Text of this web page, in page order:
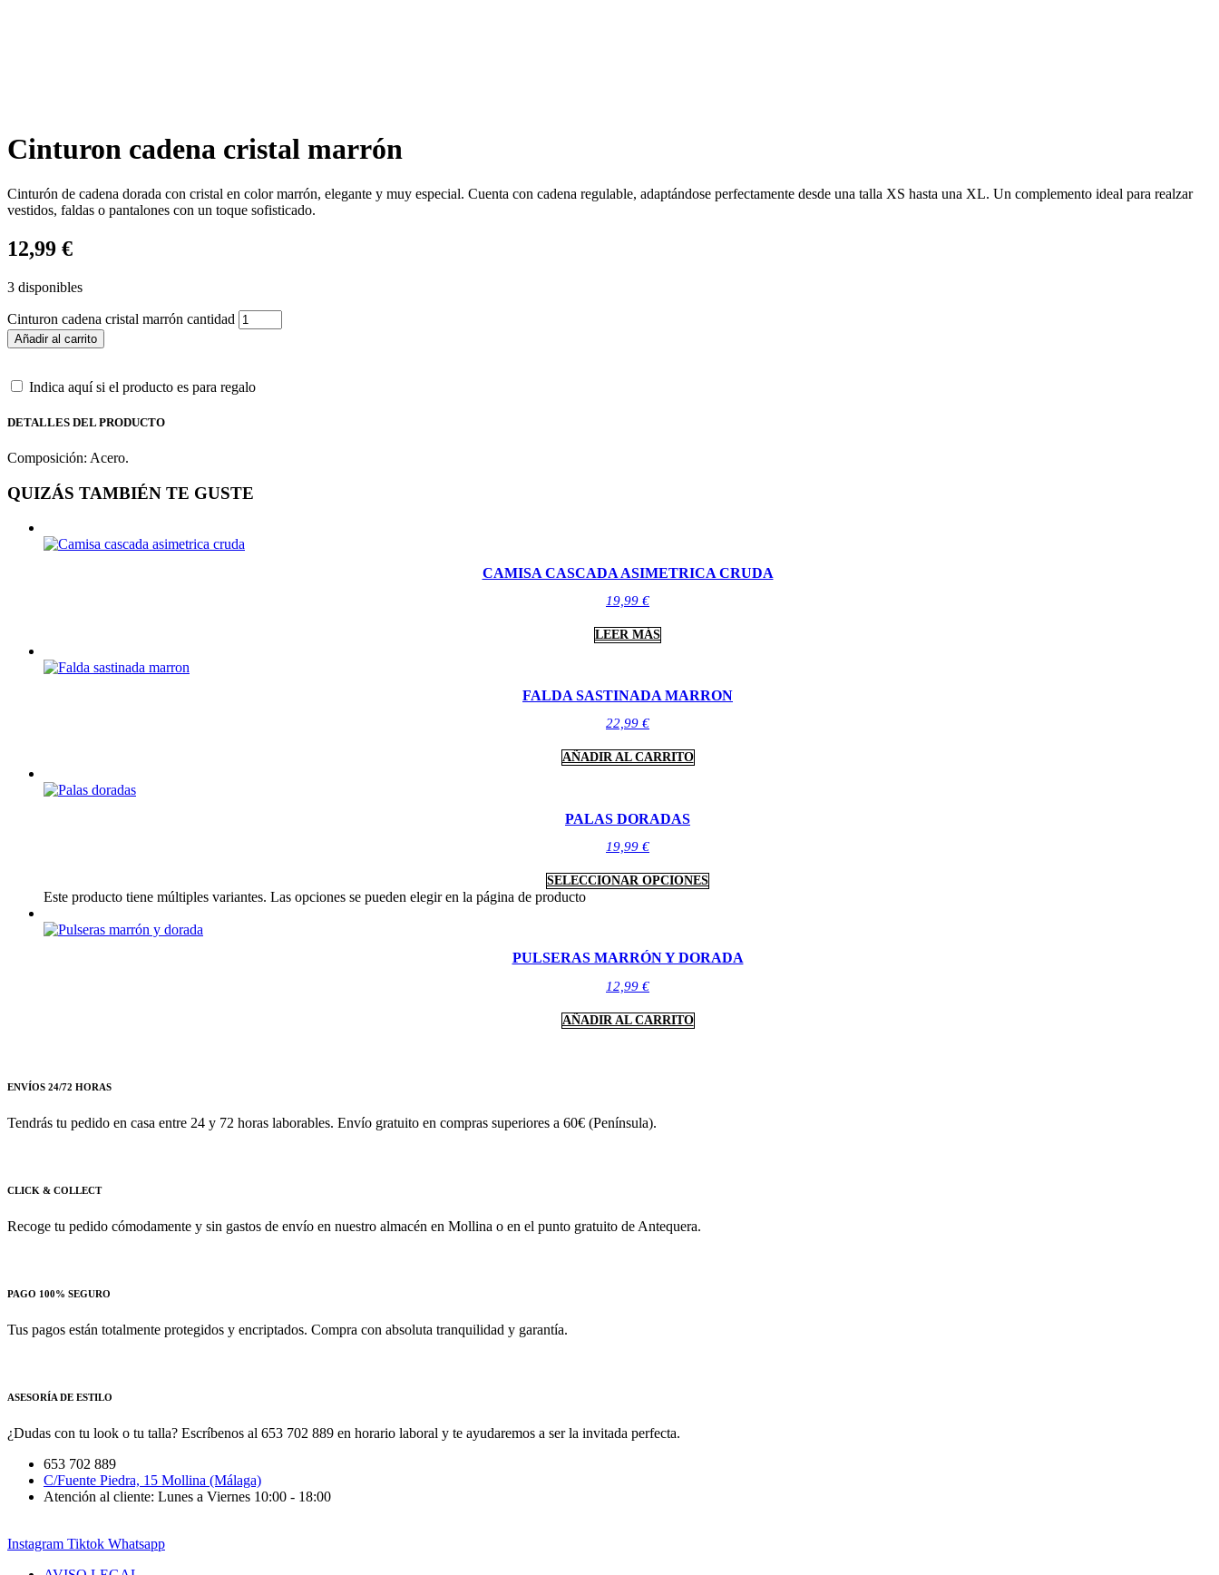
Cinturon cadena cristal marrón
Cinturón de cadena dorada con cristal en color marrón, elegante y muy especial. Cuenta con cadena regulable, adaptándose perfectamente desde una talla XS hasta una XL. Un complemento ideal para realzar
vestidos, faldas o pantalones con un toque sofisticado.
12,99 €
3 disponibles
Cinturon cadena cristal marrón cantidad
Añadir al carrito
Indica aquí si el producto es para regalo
DETALLES DEL PRODUCTO
Composición: Acero.
QUIZÁS TAMBIÉN TE GUSTE
CAMISA CASCADA ASIMETRICA CRUDA
19,99 €
LEER MÁS
FALDA SASTINADA MARRON
22,99 €
AÑADIR AL CARRITO
PALAS DORADAS
19,99 €
SELECCIONAR OPCIONES
Este producto tiene múltiples variantes. Las opciones se pueden elegir en la página de producto
PULSERAS MARRÓN Y DORADA
12,99 €
AÑADIR AL CARRITO
ENVÍOS 24/72 HORAS
Tendrás tu pedido en casa entre 24 y 72 horas laborables. Envío gratuito en compras superiores a 60€ (Península).
CLICK & COLLECT
Recoge tu pedido cómodamente y sin gastos de envío en nuestro almacén en Mollina o en el punto gratuito de Antequera.
PAGO 100% SEGURO
Tus pagos están totalmente protegidos y encriptados. Compra con absoluta tranquilidad y garantía.
ASESORÍA DE ESTILO
¿Dudas con tu look o tu talla? Escríbenos al 653 702 889 en horario laboral y te ayudaremos a ser la invitada perfecta.
653 702 889
C/Fuente Piedra, 15 Mollina (Málaga)
Atención al cliente: Lunes a Viernes 10:00 - 18:00
Instagram Tiktok Whatsapp